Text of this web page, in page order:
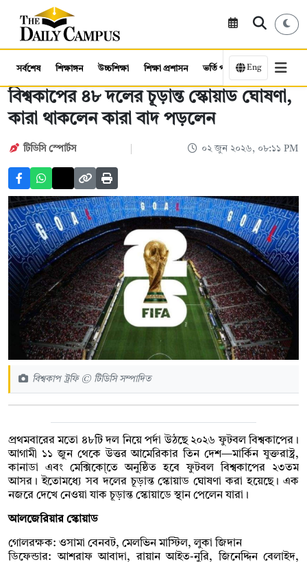
সর্বশেষ শিক্ষাঙ্গন উচ্চশিক্ষা শিক্ষা প্রশাসন ভর্তি পরীক্ষা কর্মসংস্থান
Eng
বিশ্বকাপের ৪৮ দলের চূড়ান্ত স্কোয়াড ঘোষণা,
কারা থাকলেন কারা বাদ পড়লেন
টিডিসি স্পোর্টস ০২ জুন ২০২৬, ০৮:১১ PM
বিশ্বকাপ ট্রফি © টিডিসি সম্পাদিত
প্রথমবারের মতো ৪৮টি দল নিয়ে পর্দা উঠছে ২০২৬ ফুটবল বিশ্বকাপের।
আগামী ১১ জুন থেকে উত্তর আমেরিকার তিন দেশ—মার্কিন যুক্তরাষ্ট্র,
কানাডা এবং মেক্সিকো্তে অনুষ্ঠিত হবে ফুটবল বিশ্বকাপের ২৩তম
আসর। ইতোমধ্যে সব দলের চূড়ান্ত স্কোয়াড ঘোষণা করা হয়েছে। এক
নজরে দেখে নেওয়া যাক চূড়ান্ত স্কোয়াডে স্থান পেলেন যারা।
আলজেরিয়ার স্কোয়াড
গোলরক্ষক: ওসামা বেনবট, মেলভিন মাস্টিল, লুকা জিদান
ডিফেন্ডার: আশরাফ আবাদা, রায়ান আইত-নুরি, জিনেদ্দিন বেলাইদ,